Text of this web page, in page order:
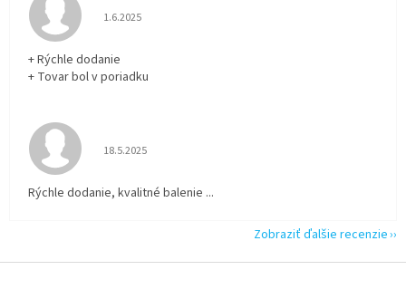
Hodnotenie obchodu je 5 z 5 hviezdičiek.
1.6.2025
+ Rýchle dodanie
+ Tovar bol v poriadku
Hodnotenie obchodu je 5 z 5 hviezdičiek.
18.5.2025
Rýchle dodanie, kvalitné balenie ...
Zobraziť ďalšie recenzie